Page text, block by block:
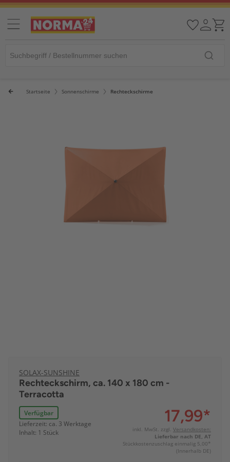
Startseite Sonnenschirme Rechteckschirme
SOLAX-SUNSHINE
Rechteckschirm, ca. 140 x 180 cm -
Terracotta
Verfügbar
Lieferzeit: ca. 3 Werktage
Inhalt: 1 Stück
17,99*
inkl. MwSt. zzgl. Versandkosten:
Lieferbar nach DE, AT
Stückkostenzuschlag einmalig 5,00*
(Innerhalb DE)